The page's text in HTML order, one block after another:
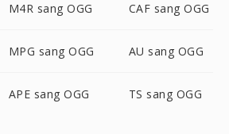
M4R sang OGG CAF sang OGG
MPG sang OGG AU sang OGG
APE sang OGG TS sang OGG